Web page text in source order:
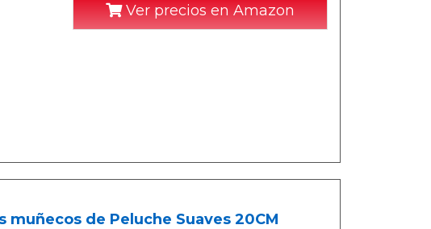
Ver precios en Amazon
muñecos de Peluche Suaves 20CM